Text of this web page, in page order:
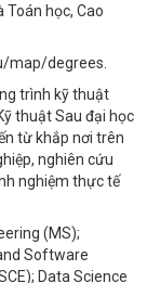
Toán học, Cao
map/degrees.
trình kỹ thuật
thuật Sau đại học
từ khắp nơi trên
nghiên cứu
nghiệm thực tế
(MS);
Software
Data Science